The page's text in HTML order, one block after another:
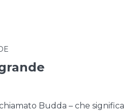
Budda – che significa